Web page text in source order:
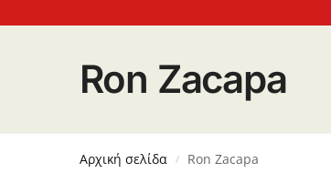
Ron Zacapa
Αρχική σελίδα / Ron Zacapa